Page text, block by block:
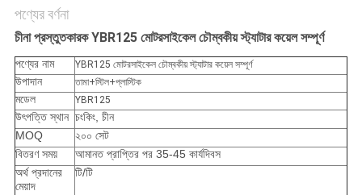
পণ্যের বর্ণনা
চীনা প্রস্তুতকারক YBR125 মোটরসাইকেল চৌম্বকীয় স্ট্যাটার কয়েল সম্পূর্ণ
পণ্যের নাম YBR125 মোটরসাইকেল চৌম্বকীয় স্ট্যাটার কয়েল সম্পূর্ণ
উপাদান তামা+স্টিল+প্লাস্টিক
মডেল YBR125
উৎপত্তি স্থান চংকিং, চীন
MOQ
২০০ সেট
বিতরণ সময়
আমানত প্রাপ্তির পর 35-45 কার্যদিবস
অর্থ প্রদানের
মেয়াদ
টি/টি